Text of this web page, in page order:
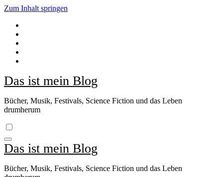
Zum Inhalt springen
Das ist mein Blog
Bücher, Musik, Festivals, Science Fiction und das Leben
drumherum
Das ist mein Blog
Bücher, Musik, Festivals, Science Fiction und das Leben